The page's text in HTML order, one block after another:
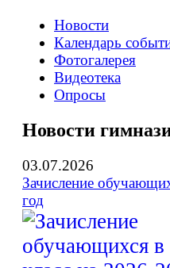
Новости
Календарь
Фотогалерея
Видеотека
Опросы
Новости
03.07.2026
Зачисление
год